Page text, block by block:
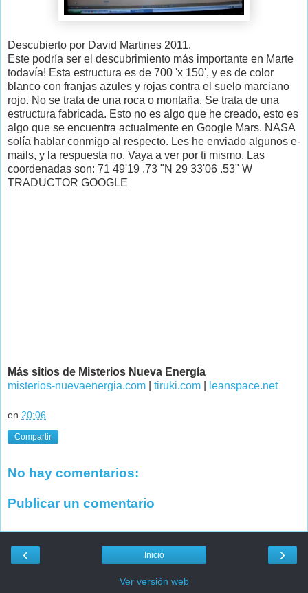
Descubierto por David Martines 2011.
Este podría ser el descubrimiento más importante en Marte
todavía! Esta estructura es de 700 'x 150', y es de color
blanco con franjas azules y rojas contra el suelo marciano
rojo. No se trata de una roca o montaña. Se trata de una
estructura fabricada. Esto no es algo que he creado, esto es
algo que se encuentra actualmente en Google Mars. NASA
solía hablar conmigo al respecto. Les he enviado algunos e-
mails, y la respuesta no. Vaya a ver por ti mismo. Las
coordenadas son: 71 49'19 .73 "N 29 33'06 .53" W
TRADUCTOR GOOGLE
Más sitios de Misterios Nueva Energía
misterios-nuevaenergia.com
tiruki.com leanspace.net
en 20:06
Compartir
No hay comentarios:
Publicar un comentario
‹ ›
Inicio
Ver versión web